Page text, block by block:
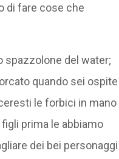
di fare cose che
spazzolone del water;
quando sei ospite
le forbici in mano
prima le abbiamo
dei bei personaggi